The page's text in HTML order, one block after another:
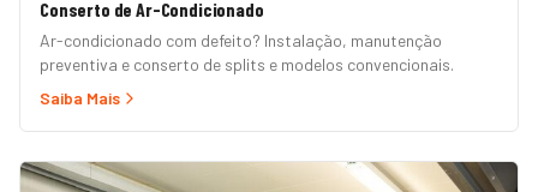
Conserto de Ar-Condicionado
Ar-condicionado com defeito? Instalação, manutenção
preventiva e conserto de splits e modelos convencionais.
Saiba Mais